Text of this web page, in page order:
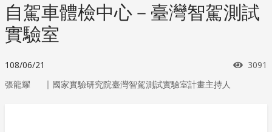
自駕車體檢中心－臺灣智駕測試
實驗室
108/06/21 瀏覽
3091
張龍耀 ｜ 國家實驗研究院臺灣智駕測試實驗室計畫主持人